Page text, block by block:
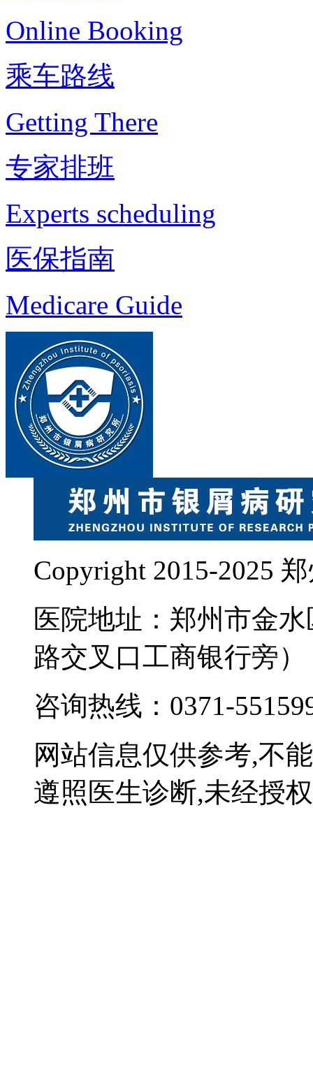
Online Booking
乘车路线
Getting There
专家排班
Experts scheduling
医保指南
Medicare Guide
Copyright 2015-2025
医院地址：郑州市金
路交叉口工商银行旁）
咨询热线：0371-
网站信息仅供参考,不
遵照医生诊断,未经授